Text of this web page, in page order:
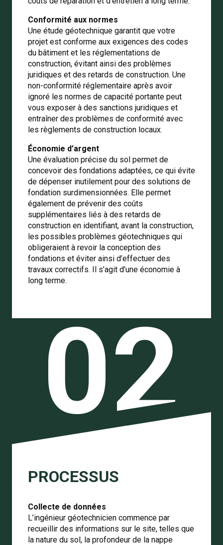
Conformité aux normes
Une étude géotechnique garantit que votre
projet est conforme aux exigences des codes
du bâtiment et les réglementations de
construction, évitant ainsi des problèmes
juridiques et des retards de construction. Une
non-conformité réglementaire après avoir
ignoré les normes de capacité portante peut
vous exposer à des sanctions juridiques et
entraîner des problèmes de conformité avec
les règlements de construction locaux.
Économie d’argent
Une évaluation précise du sol permet de
concevoir des fondations adaptées, ce qui évite
de dépenser inutilement pour des solutions de
fondation surdimensionnées. Elle permet
également de prévenir des coûts
supplémentaires liés à des retards de
construction en identifiant, avant la construction,
les possibles problèmes géotechniques qui
obligeraient à revoir la conception des
fondations et éviter ainsi d’effectuer des
travaux correctifs. Il s’agit d’une économie à
long terme.
02
PROCESSUS
Collecte de données
L’ingénieur géotechnicien commence par
recueillir des informations sur le site, telles que
la nature du sol, la profondeur de la nappe